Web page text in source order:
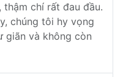
chí rất đau đầu.
chúng tôi hy vọng
giãn và không còn